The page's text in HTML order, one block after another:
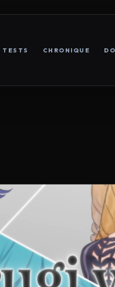
TESTS CHRONIQUE